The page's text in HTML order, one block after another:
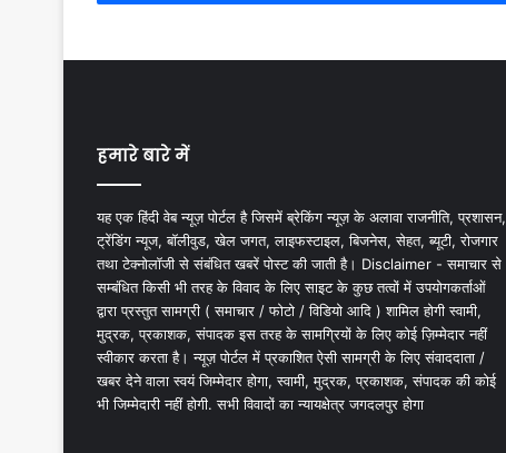
हमारे बारे में
यह एक हिंदी वेब न्यूज़ पोर्टल है जिसमें ब्रेकिंग न्यूज़ के अलावा राजनीति, प्रशासन,
ट्रेंडिंग न्यूज, बॉलीवुड, खेल जगत, लाइफस्टाइल, बिजनेस, सेहत, ब्यूटी, रोजगार
तथा टेक्नोलॉजी से संबंधित खबरें पोस्ट की जाती है। Disclaimer - समाचार से
सम्बंधित किसी भी तरह के विवाद के लिए साइट के कुछ तत्वों में उपयोगकर्ताओं
द्वारा प्रस्तुत सामग्री ( समाचार / फोटो / विडियो आदि ) शामिल होगी स्वामी,
मुद्रक, प्रकाशक, संपादक इस तरह के सामग्रियों के लिए कोई ज़िम्मेदार नहीं
स्वीकार करता है। न्यूज़ पोर्टल में प्रकाशित ऐसी सामग्री के लिए संवाददाता /
खबर देने वाला स्वयं जिम्मेदार होगा, स्वामी, मुद्रक, प्रकाशक, संपादक की कोई
भी जिम्मेदारी नहीं होगी. सभी विवादों का न्यायक्षेत्र जगदलपुर होगा